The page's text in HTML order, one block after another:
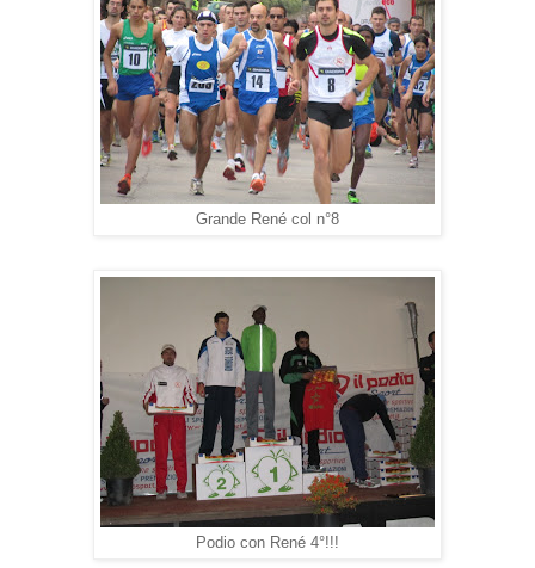
Grande René col n°8
Podio con René 4°!!!